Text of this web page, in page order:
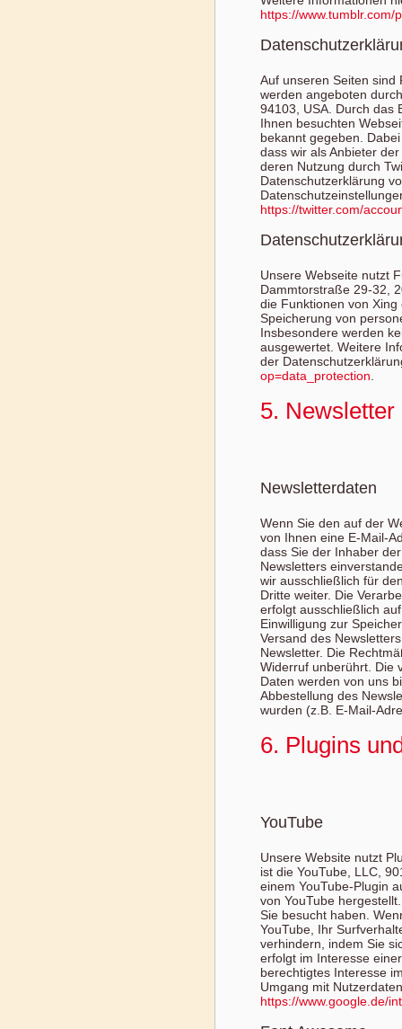
https://www.tumblr.com/
Auf unseren Seiten sind
werden angeboten
94103, USA. Durch das
Ihnen besuchten
bekannt gegeben.
dass wir als Anbieter
deren Nutzung durch
Datenschutzerklärung
https://twitter.com/
Unsere Webseite nutzt
Dammtorstraße 29-32,
die Funktionen von
Speicherung von
Insbesondere werden
ausgewertet. Weitere
der
op=data_protection
5. Newsletter
Newsletterdaten
Wenn Sie den auf der
von Ihnen eine E-Mail-
dass Sie der Inhaber
Newsletters
wir ausschließlich für
Dritte weiter. Die
erfolgt ausschließlich
Einwilligung zur
Versand des
Newsletter. Die
Widerruf unberührt. Die
Daten werden von uns
Abbestellung des
wurden (z.B. E-Mail-
6. Plugins
YouTube
Unsere Website nutzt
ist die YouTube, LLC,
einem YouTube-Plugin
von YouTube
Sie besucht haben.
YouTube, Ihr
verhindern, indem Sie
erfolgt im Interesse
berechtigtes Interesse
Umgang mit
https://www.google.de/